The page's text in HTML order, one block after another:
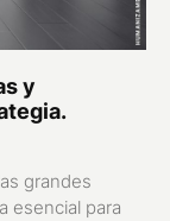
y
grandes
esencial para